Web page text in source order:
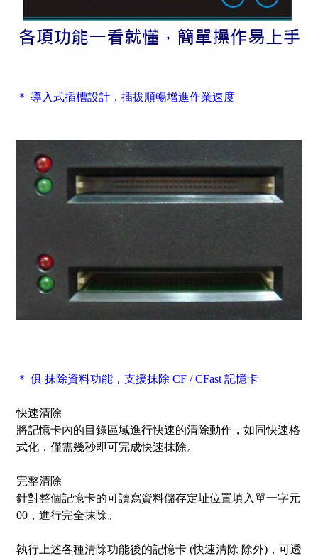
＊ 導入式插槽設計，插拔順暢增進作業速度
＊ 俱 抹除資料功能，支援抹除 CF / CFast 記憶卡
快速清除
將記憶卡內的目錄區域進行快速的清除動作，如同快速格
式化，僅需幾秒即可完成快速抹除。
完整清除
針對整個記憶卡的可讀寫資料儲存定址位置填入單一字元
00，進行完全抹除。
執行上述各種清除功能後的記憶卡 (快速清除 除外)，可透